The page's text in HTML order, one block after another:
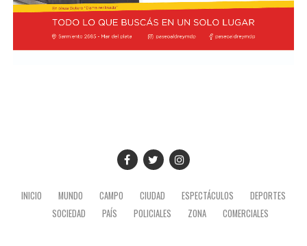
INICIO MUNDO CAMPO CIUDAD ESPECTÁCULOS
DEPORTES
SOCIEDAD
PAÍS POLICIALES ZONA COMERCIALES